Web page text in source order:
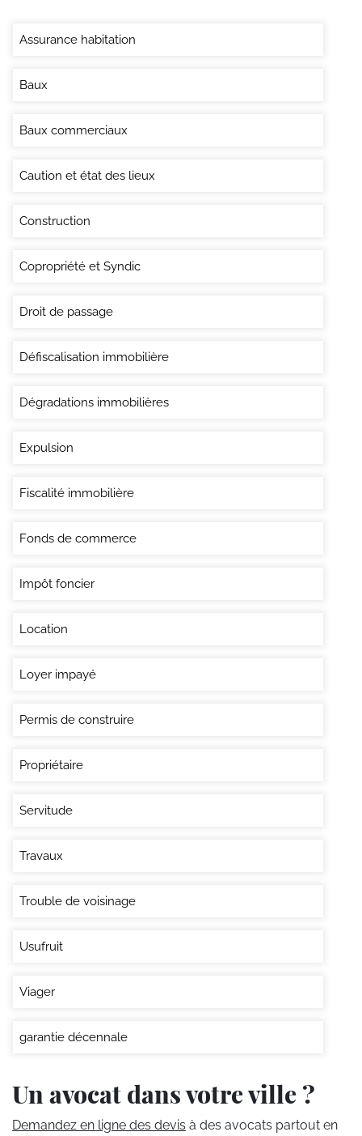
Assurance habitation
Baux
Baux commerciaux
Caution et état des lieux
Construction
Copropriété et Syndic
Droit de passage
Défiscalisation immobilière
Dégradations immobilières
Expulsion
Fiscalité immobilière
Fonds de commerce
Impôt foncier
Location
Loyer impayé
Permis de construire
Propriétaire
Servitude
Travaux
Trouble de voisinage
Usufruit
Viager
garantie décennale
Un avocat dans votre ville ?
Demandez en ligne des devis à des avocats partout en